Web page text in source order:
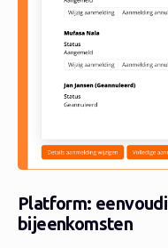
Platform:
bijeenkomsten